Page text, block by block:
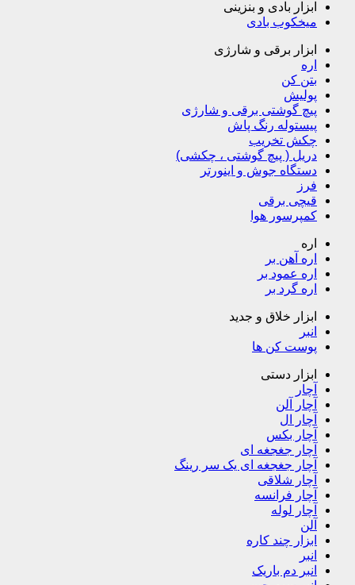
ابزار بادی و بنزینی
میخکوب بادی
ابزار برقی و شارژی
اره
بتن کن
پولیش
پیچ گوشتی برقی و شارژی
پیستوله رنگ پاش
چکش تخریب
دریل ( پیچ گوشتی ، چکشی)
دستگاه جوش و اینورتر
فرز
قیچی برقی
کمپرسور هوا
اره
اره آهن بر
اره عمود بر
اره گرد بر
ابزار خلاق و جدید
انبر
پوست کن ها
ابزار دستی
آچار
آچار آلن
آچار ال
آچار بکس
آچار جغجغه ای
آچار جغجغه ای یک سر رینگ
آچار شلاقی
آچار فرانسه
آچار لوله
آلن
ابزار چند کاره
انبر
انبر دم باریک